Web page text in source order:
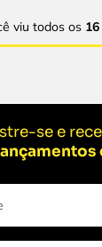
viu todos os 16
se e